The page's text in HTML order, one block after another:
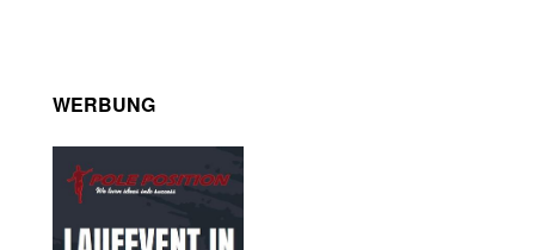
WERBUNG